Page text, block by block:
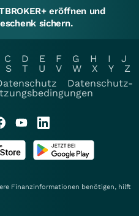
eröffnen und
sichern.
C D E F G H I
J
S T U V W X Y
Z
Datenschutz-
Finanzinformationen benötigen, hilft